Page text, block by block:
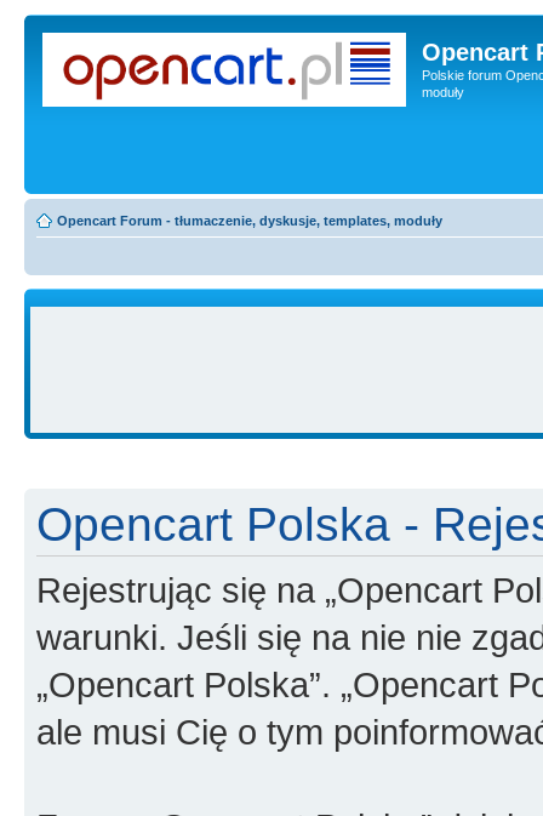
Opencart
Polskie forum
moduły
Opencart Forum - tłumaczenie, dyskusje, templates, moduły
Opencart Polska -
Rejestrując się na „Opencart
warunki. Jeśli się na nie nie
„Opencart Polska”. „Opencart
ale musi Cię o tym